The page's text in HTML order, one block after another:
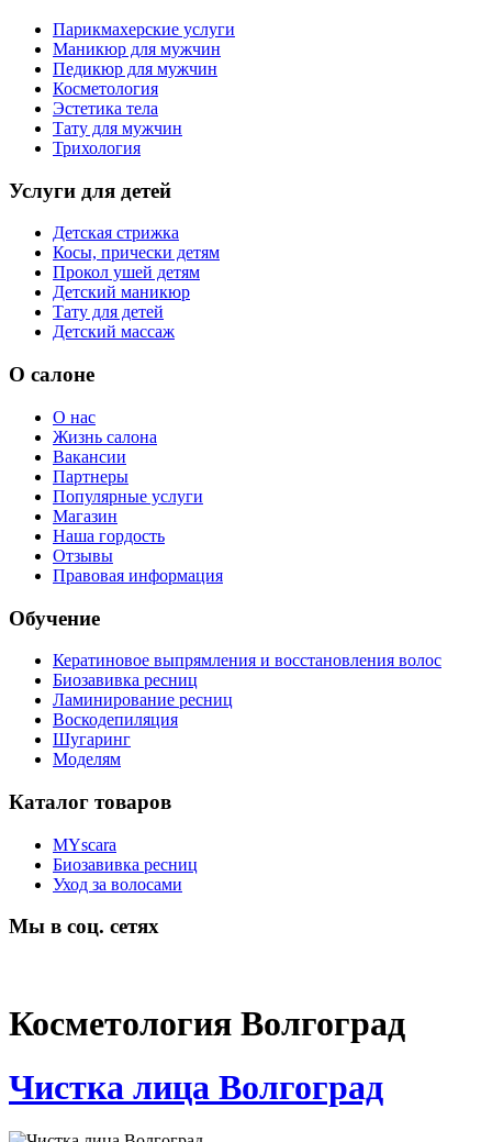
Парикмахерские услуги
Маникюр для мужчин
Педикюр для мужчин
Косметология
Эстетика тела
Тату для мужчин
Трихология
Услуги для детей
Детская стрижка
Косы, прически детям
Прокол ушей детям
Детский маникюр
Тату для детей
Детский массаж
О салоне
О нас
Жизнь салона
Вакансии
Партнеры
Популярные услуги
Магазин
Наша гордость
Отзывы
Правовая информация
Обучение
Кератиновое выпрямления и восстановления волос
Биозавивка ресниц
Ламинирование ресниц
Воскодепиляция
Шугаринг
Моделям
Каталог товаров
MYscara
Биозавивка ресниц
Уход за волосами
Мы в соц. сетях
Косметология Волгоград
Чистка лица Волгоград